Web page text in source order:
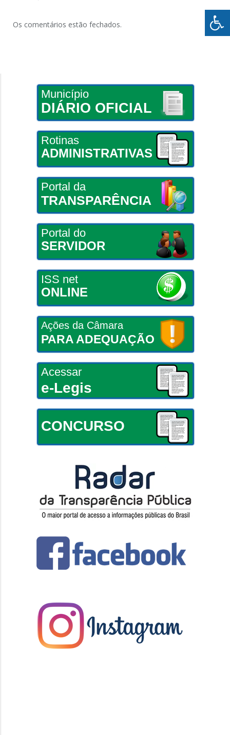
Os comentários estão fechados.
Município
DIÁRIO OFICIAL
Rotinas
ADMINISTRATIVAS
Portal da
TRANSPARÊNCIA
Portal do
SERVIDOR
ISS net
ONLINE
Ações da Câmara
PARA ADEQUAÇÃO
Acessar
e-Legis
CONCURSO